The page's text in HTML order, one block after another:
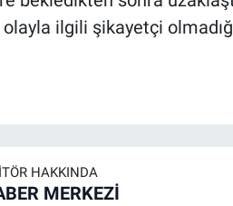
ilgili şikayetçi
HAKKINDA
MERKEZİ